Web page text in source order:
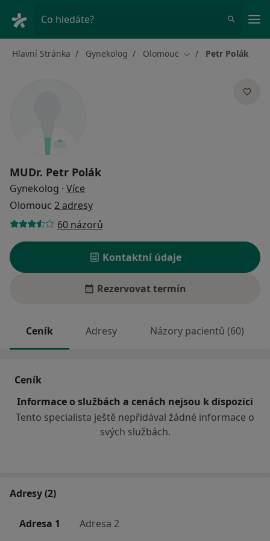
Co hledáte?
Hlavní Stránka Gynekolog Olomouc Změna města
Petr Polák
MUDr. Petr Polák
Gynekolog · Více
Olomouc 2 adresy
60 názorů
Kontaktní údaje
Rezervovat termín
Ceník Adresy Názory pacientů (60)
Ceník
Informace o službách a cenách nejsou k dispozici
Tento specialista ještě nepřidával žádné informace o
svých službách.
Adresy (2)
Adresa 1 Adresa 2